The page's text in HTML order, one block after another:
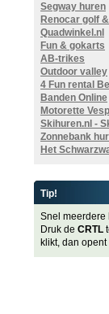
Segway huren
Renocar golf
Quadwinkel.nl
Fun & gokarts
AB-trikes
Outdoor valley
4 Fun rental
Banden Online
Motorette
Skihuren.nl -
Zonnebank
Het
Tip!
Snel meerdere
Druk de CRTL
klikt, dan